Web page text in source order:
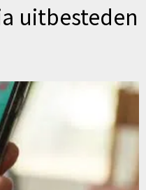
uitbesteden